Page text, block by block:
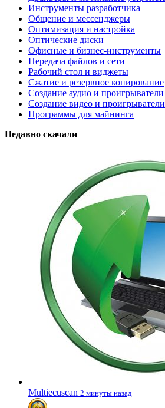
Инструменты разработчика
Общение и мессенджеры
Оптимизация и настройка
Оптические диски
Офисные и бизнес-инструменты
Передача файлов и сети
Рабочий стол и виджеты
Сжатие и резервное копирование
Создание аудио и проигрыватели
Создание видео и проигрыватели
Программы для майнинга
Недавно скачали
Multiecuscan 2 минуты назад